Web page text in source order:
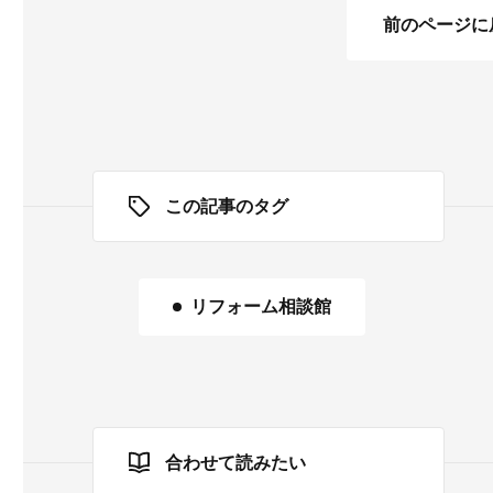
前のページに
この記事のタグ
リフォーム相談館
合わせて読みたい